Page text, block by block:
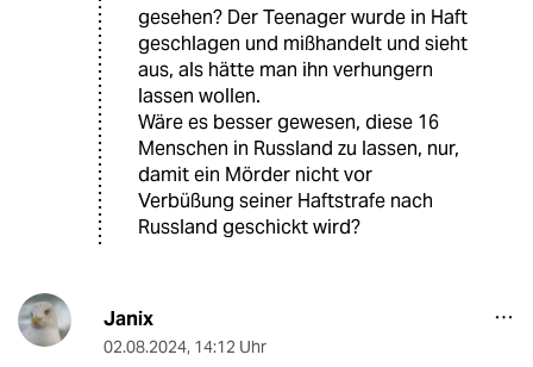
gesehen? Der Teenager wurde in Haft
geschlagen und mißhandelt und sieht
aus, als hätte man ihn verhungern
lassen wollen.
Wäre es besser gewesen, diese 16
Menschen in Russland zu lassen, nur,
damit ein Mörder nicht vor
Verbüßung seiner Haftstrafe nach
Russland geschickt wird?
Janix
02.08.2024, 14:12 Uhr